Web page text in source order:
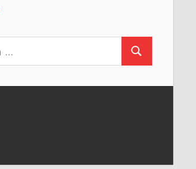
Suchen